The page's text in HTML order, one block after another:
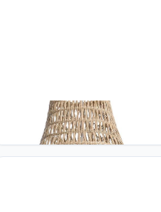
LUSSIOL Lussiol 250702 lamp, rotan,
60 W, naturel